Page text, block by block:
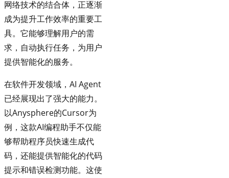
网络技术的结合体，正逐渐
成为提升工作效率的重要工
具。它能够理解用户的需
求，自动执行任务，为用户
提供智能化的服务。
在软件开发领域，AI Agent
已经展现出了强大的能力。
以Anysphere的Cursor为
例，这款AI编程助手不仅能
够帮助程序员快速生成代
码，还能提供智能化的代码
提示和错误检测功能。这使